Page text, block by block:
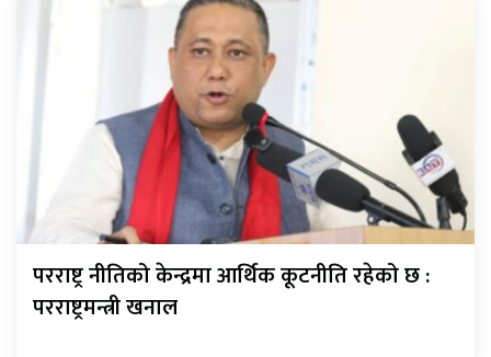
परराष्ट्र नीतिको केन्द्रमा आर्थिक कूटनीति रहेको छ :
परराष्ट्रमन्त्री खनाल